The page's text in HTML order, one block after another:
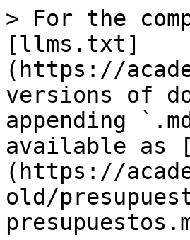
> For the
[llms.txt]
(https://
versions of
appending
available as
(https://
old/